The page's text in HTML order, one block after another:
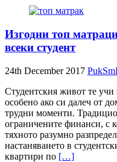
Изгодни топ
всеки студент
24th December 2017
Студентския живот те
особено ако си далеч от
трудни моменти.
ограничените финанси, с
тяхното разумно
настаняването в
квартири по […]